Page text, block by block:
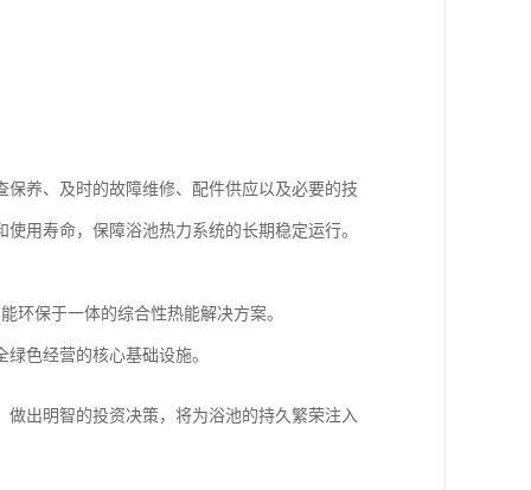
养、及时的故障维修、配件供应以及必要的技
用寿命，保障浴池热力系统的长期稳定运行。
环保于一体的综合性热能解决方案。
色经营的核心基础设施。
出明智的投资决策，将为浴池的持久繁荣注入